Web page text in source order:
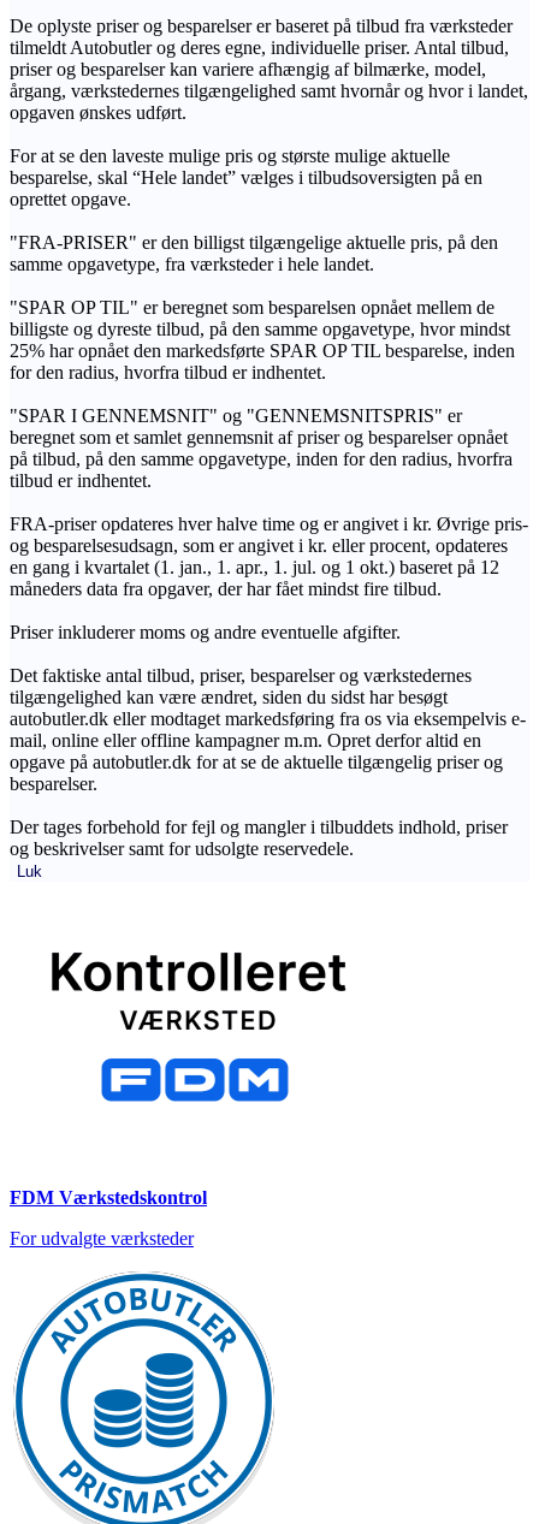
De oplyste priser og besparelser er baseret på tilbud fra værksteder
tilmeldt Autobutler og deres egne, individuelle priser. Antal tilbud,
priser og besparelser kan variere afhængig af bilmærke, model,
årgang, værkstedernes tilgængelighed samt hvornår og hvor i landet,
opgaven ønskes udført.
For at se den laveste mulige pris og største mulige aktuelle
besparelse, skal “Hele landet” vælges i tilbudsoversigten på en
oprettet opgave.
"FRA-PRISER" er den billigst tilgængelige aktuelle pris, på den
samme opgavetype, fra værksteder i hele landet.
"SPAR OP TIL" er beregnet som besparelsen opnået mellem de
billigste og dyreste tilbud, på den samme opgavetype, hvor mindst
25% har opnået den markedsførte SPAR OP TIL besparelse, inden
for den radius, hvorfra tilbud er indhentet.
"SPAR I GENNEMSNIT" og "GENNEMSNITSPRIS" er
beregnet som et samlet gennemsnit af priser og besparelser opnået
på tilbud, på den samme opgavetype, inden for den radius, hvorfra
tilbud er indhentet.
FRA-priser opdateres hver halve time og er angivet i kr. Øvrige pris-
og besparelsesudsagn, som er angivet i kr. eller procent, opdateres
en gang i kvartalet (1. jan., 1. apr., 1. jul. og 1 okt.) baseret på 12
måneders data fra opgaver, der har fået mindst fire tilbud.
Priser inkluderer moms og andre eventuelle afgifter.
Det faktiske antal tilbud, priser, besparelser og værkstedernes
tilgængelighed kan være ændret, siden du sidst har besøgt
autobutler.dk eller modtaget markedsføring fra os via eksempelvis e-
mail, online eller offline kampagner m.m. Opret derfor altid en
opgave på autobutler.dk for at se de aktuelle tilgængelig priser og
besparelser.
Der tages forbehold for fejl og mangler i tilbuddets indhold, priser
og beskrivelser samt for udsolgte reservedele.
Luk
FDM Værkstedskontrol
For udvalgte værksteder